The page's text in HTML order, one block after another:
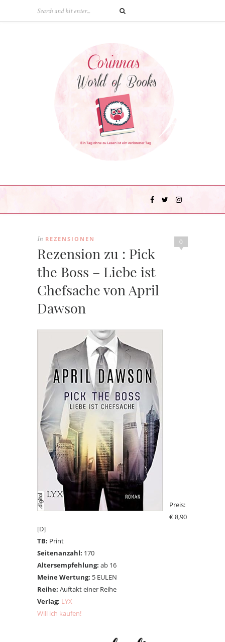
0
In REZENSIONEN
Rezension zu : Pick
the Boss – Liebe ist
Chefsache von April
Dawson
Preis:
€ 8,90
[D]
TB: Print
Seitenanzahl: 170
Altersempfehlung: ab 16
Meine Wertung: 5 EULEN
Reihe: Auftakt einer Reihe
Verlag: LYX
Will ich kaufen!